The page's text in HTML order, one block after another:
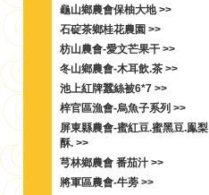
龜山鄉農會保柚大地 >>
石碇茶鄉桂花農園 >>
枋山農會-愛文芒果干 >>
冬山鄉農會-木耳飲.茶 >>
池上紅牌蠶絲被6*7 >>
梓官區漁會-烏魚子系列 >>
屏東縣農會-蜜紅豆.蜜黑豆.鳯梨
酥. >>
芎林鄉農會 番茄汁 >>
將軍區農會-牛蒡 >>